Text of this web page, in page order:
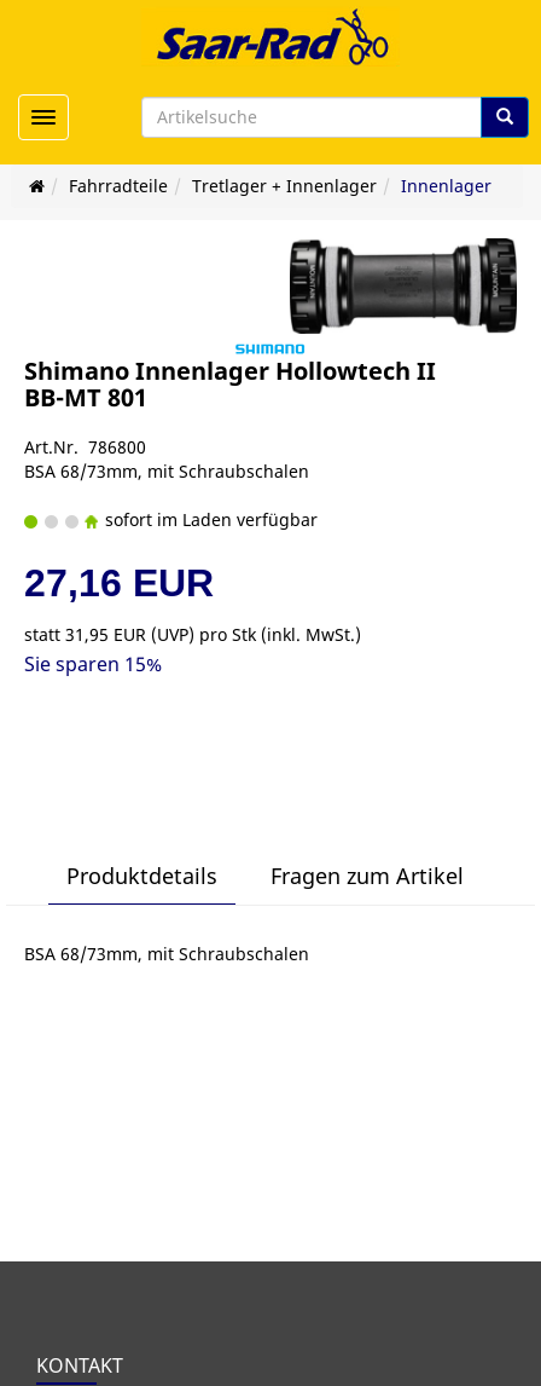
Toggle navigation
Fahrradteile Tretlager + Innenlager Innenlager
Shimano Innenlager Hollowtech II
BB-MT 801
Art.Nr. 786800
BSA 68/73mm, mit Schraubschalen
sofort im Laden verfügbar
27,16 EUR
statt 31,95 EUR (UVP) pro Stk (inkl. MwSt.)
Sie sparen 15%
Produktdetails Fragen zum Artikel
BSA 68/73mm, mit Schraubschalen
KONTAKT